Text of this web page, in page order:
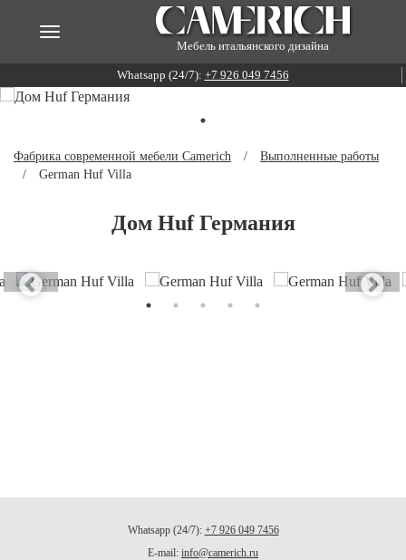
Мебель итальянского дизайна
Whatsapp (24/7): +7 926 049 7456
Фабрика современной мебели Camerich /
Выполненные работы
/
German Huf Villa
Дом Huf Германия
Whatsapp (24/7): +7 926 049 7456
E-mail: info@camerich.ru